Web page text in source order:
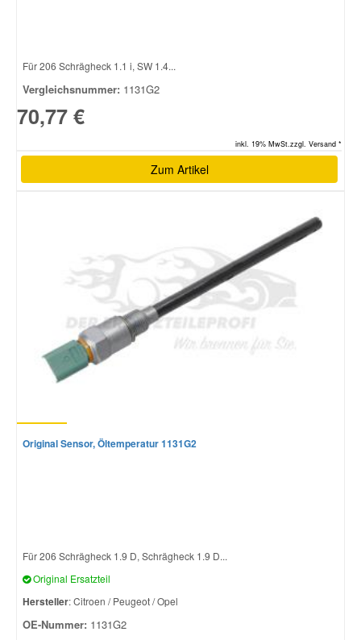
Für 206 Schrägheck 1.1 i, SW 1.4...
Vergleichsnummer: 1131G2
70,77 €
inkl. 19% MwSt.zzgl. Versand *
Zum Artikel
Original Sensor, Öltemperatur 1131G2
Für 206 Schrägheck 1.9 D, Schrägheck 1.9 D...
Original Ersatzteil
Hersteller: Citroen / Peugeot / Opel
OE-Nummer: 1131G2